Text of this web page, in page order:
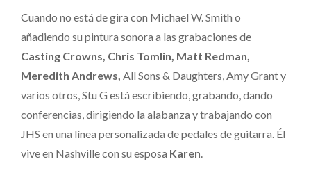
Cuando no está de gira con Michael W. Smith o
añadiendo su pintura sonora a las grabaciones de
Casting Crowns, Chris Tomlin, Matt Redman,
Meredith Andrews, All Sons & Daughters, Amy Grant y
varios otros, Stu G está escribiendo, grabando, dando
conferencias, dirigiendo la alabanza y trabajando con
JHS en una línea personalizada de pedales de guitarra. Él
vive en Nashville con su esposa Karen.